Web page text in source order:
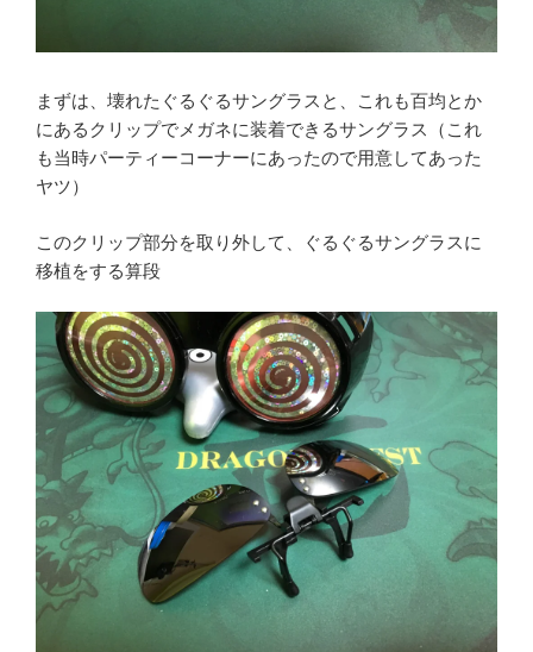
まずは、壊れたぐるぐるサングラスと、これも百均とか
にあるクリップでメガネに装着できるサングラス（これ
も当時パーティーコーナーにあったので用意してあった
ヤツ）
このクリップ部分を取り外して、ぐるぐるサングラスに
移植をする算段